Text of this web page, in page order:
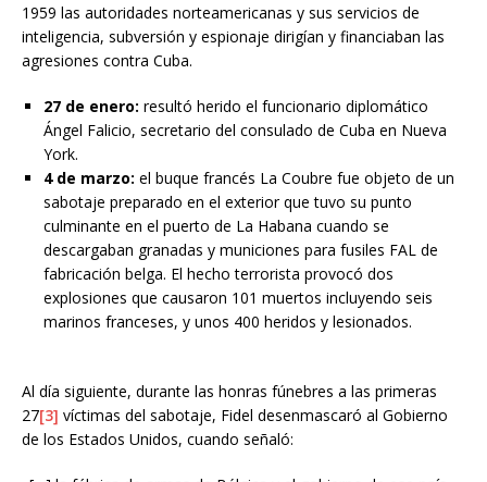
1959 las autoridades norteamericanas y sus servicios de
inteligencia, subversión y espionaje dirigían y financiaban las
agresiones contra Cuba.
27 de enero: resultó herido el funcionario diplomático
Ángel Falicio, secretario del consulado de Cuba en Nueva
York.
4 de marzo: el buque francés La Coubre fue objeto de un
sabotaje preparado en el exterior que tuvo su punto
culminante en el puerto de La Habana cuando se
descargaban granadas y municiones para fusiles FAL de
fabricación belga. El hecho terrorista provocó dos
explosiones que causaron 101 muertos incluyendo seis
marinos franceses, y unos 400 heridos y lesionados.
Al día siguiente, durante las honras fúnebres a las primeras
27[3] víctimas del sabotaje, Fidel desenmascaró al Gobierno
de los Estados Unidos, cuando señaló: